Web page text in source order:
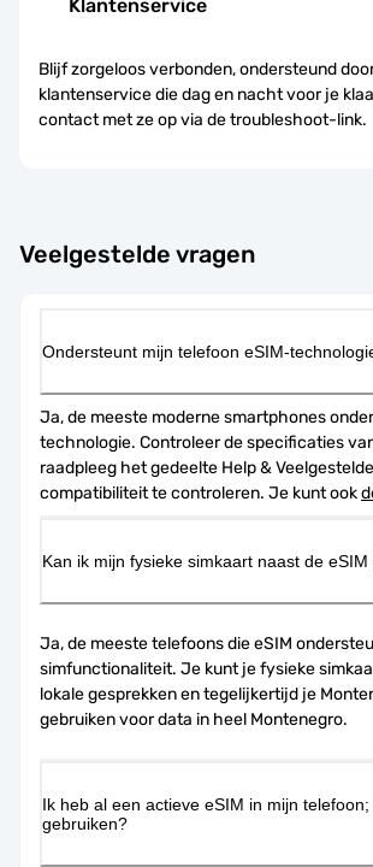
Klantenservice
Blijf zorgeloos verbonden, ondersteund
klantenservice die dag en nacht voor je
contact met ze op via de troubleshoot-link.
Veelgestelde vragen
Ondersteunt mijn telefoon eSIM-
Ja, de meeste moderne smartphones
technologie. Controleer de specificaties
raadpleeg het gedeelte Help &
compatibiliteit te controleren. Je kunt ook
Kan ik mijn fysieke simkaart naast de
Ja, de meeste telefoons die eSIM
simfunctionaliteit. Je kunt je fysieke
lokale gesprekken en tegelijkertijd je
gebruiken voor data in heel Montenegro.
Ik heb al een actieve eSIM in mijn
gebruiken?